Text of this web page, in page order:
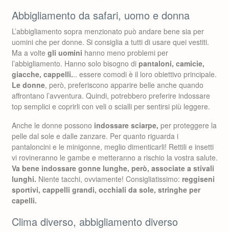
Abbigliamento da safari, uomo e donna
L’abbigliamento sopra menzionato può andare bene sia per
uomini che per donne. Si consiglia a tutti di usare quei vestiti.
Ma a volte gli uomini hanno meno problemi per
l’abbigliamento. Hanno solo bisogno di pantaloni, camicie,
giacche, cappelli... essere comodi è il loro obiettivo principale.
Le donne, però, preferiscono apparire belle anche quando
affrontano l’avventura. Quindi, potrebbero preferire indossare
top semplici e coprirli con veli o scialli per sentirsi più leggere.
Anche le donne possono indossare sciarpe, per proteggere la
pelle dal sole e dalle zanzare. Per quanto riguarda i
pantaloncini e le minigonne, meglio dimenticarli! Rettili e insetti
vi rovineranno le gambe e metteranno a rischio la vostra salute.
Va bene indossare gonne lunghe, però, associate a stivali
lunghi. Niente tacchi, ovviamente! Consigliatissimo: reggiseni
sportivi, cappelli grandi, occhiali da sole, stringhe per
capelli.
Clima diverso, abbigliamento diverso